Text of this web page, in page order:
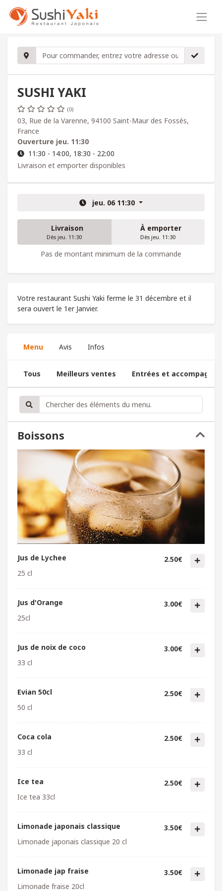
SUSHI YAKI
(0)
03, Rue de la Varenne, 94100 Saint-Maur des Fossés,
France
Ouverture jeu. 11:30
11:30 - 14:00, 18:30 - 22:00
Livraison et emporter disponibles
jeu. 06 11:30
Livraison
Dès jeu. 11:30
À emporter
Dès jeu. 11:30
Pas de montant minimum de la commande
Votre restaurant Sushi Yaki ferme le 31 décembre et il
sera ouvert le 1er Janvier.
Menu Avis Infos
Tous Meilleurs ventes Entrées et
Boissons
Jus de Lychee
2.50€
25 cl
Jus d'Orange
3.00€
25cl
Jus de noix de coco
3.00€
33 cl
Evian 50cl
2.50€
50 cl
Coca cola
2.50€
33 cl
Ice tea
2.50€
Ice tea 33cl
Limonade japonais classique
3.50€
Limonade japonais classique 20 cl
Limonade jap fraise
3.50€
Limonade fraise 20cl